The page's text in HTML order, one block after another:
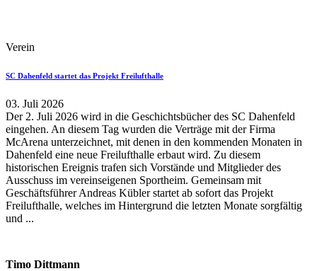
Verein
SC Dahenfeld startet das Projekt Freilufthalle
03. Juli 2026
Der 2. Juli 2026 wird in die Geschichtsbücher des SC Dahenfeld
eingehen. An diesem Tag wurden die Verträge mit der Firma
McArena unterzeichnet, mit denen in den kommenden Monaten in
Dahenfeld eine neue Freilufthalle erbaut wird. Zu diesem
historischen Ereignis trafen sich Vorstände und Mitglieder des
Ausschuss im vereinseigenen Sportheim. Gemeinsam mit
Geschäftsführer Andreas Kübler startet ab sofort das Projekt
Freilufthalle, welches im Hintergrund die letzten Monate sorgfältig
und ...
Timo Dittmann